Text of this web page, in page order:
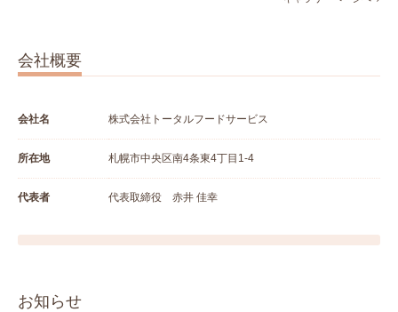
会社概要
会社名 株式会社トータルフードサービス
所在地 札幌市中央区南4条東4丁目1-4
代表者 代表取締役 赤井 佳幸
お知らせ